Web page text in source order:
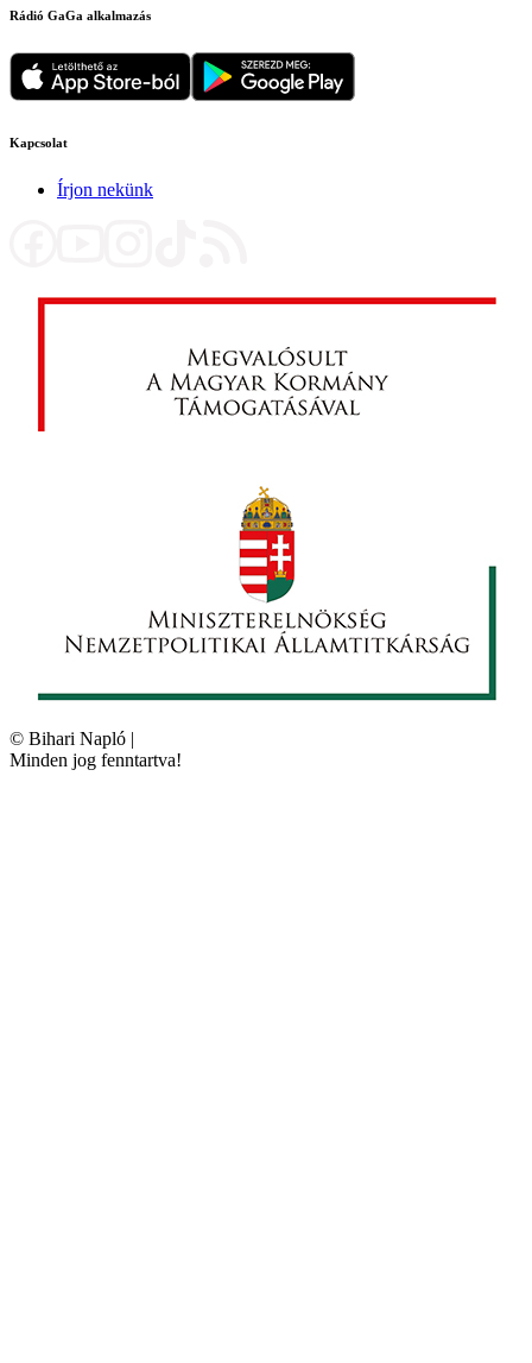
Rádió GaGa alkalmazás
Kapcsolat
Írjon nekünk
© Bihari Napló |
Minden jog fenntartva!